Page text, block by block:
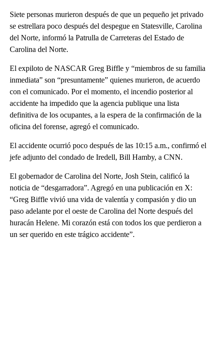
Siete personas murieron después de que un pequeño jet privado
se estrellara poco después del despegue en Statesville, Carolina
del Norte, informó la Patrulla de Carreteras del Estado de
Carolina del Norte.
El expiloto de NASCAR Greg Biffle y “miembros de su familia
inmediata” son “presuntamente” quienes murieron, de acuerdo
con el comunicado. Por el momento, el incendio posterior al
accidente ha impedido que la agencia publique una lista
definitiva de los ocupantes, a la espera de la confirmación de la
oficina del forense, agregó el comunicado.
El accidente ocurrió poco después de las 10:15 a.m., confirmó el
jefe adjunto del condado de Iredell, Bill Hamby, a CNN.
El gobernador de Carolina del Norte, Josh Stein, calificó la
noticia de “desgarradora”. Agregó en una publicación en X:
“Greg Biffle vivió una vida de valentía y compasión y dio un
paso adelante por el oeste de Carolina del Norte después del
huracán Helene. Mi corazón está con todos los que perdieron a
un ser querido en este trágico accidente”.